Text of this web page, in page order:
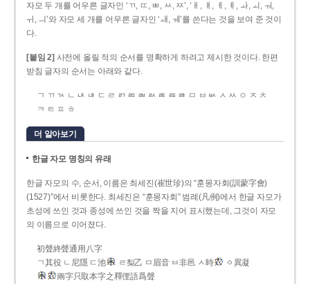
자모 두 개를 어우른 글자인 ‘ㄲ, ㄸ, ㅃ, ㅆ, ㅉ’, ‘ㅐ, ㅒ, ㅔ, ㅖ, ㅘ, ㅚ, ㅝ,
ㅟ, ㅢ’와 자모 세 개를 어우른 글자인 ‘ㅙ, ㅞ’를 쓴다는 것을 보여 준 것이
다.
[붙임 2] 사전에 올릴 적의 순서를 명확하게 하려고 제시한 것이다. 한편
받침 글자의 순서는 아래와 같다.
ㄱ ㄲ ㄳ ㄴ ㄵ ㄶ ㄷ ㄹ ㄺ ㄻ ㄼ ㄽ ㄾ ㄿ ㅀ ㅁ ㅂ ㅄ ㅅ ㅆ ㅇ ㅈ ㅊ
ㅋ ㅌ ㅍ ㅎ
더 알아보기
한글 자모 명칭의 유래
한글 자모의 수, 순서, 이름은 최세진(崔世珍)의 “훈몽자회(訓蒙字會)
(1527)”에서 비롯한다. 최세진은 “훈몽자회” 범례(凡例)에서 한글 자모가
초성에 쓰인 것과 종성에 쓰인 것을 짝을 지어 표시했는데, 그것이 자모
의 이름으로 이어졌다.
初聲終聲通用八字
ㄱ其役 ㄴ尼隱 ㄷ池
ㄹ梨乙 ㅁ眉音 ㅂ非邑 ㅅ時
ㆁ異凝
兩字只取本字之釋俚語爲聲